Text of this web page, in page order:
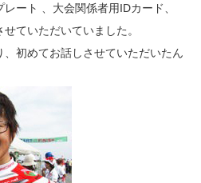
ート 、大会関係者用IDカード、
ていただいていました。
初めてお話しさせていただいたん